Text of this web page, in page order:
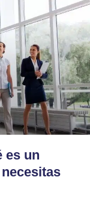
es un